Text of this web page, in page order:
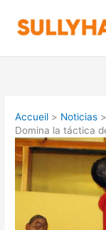
contenu
Accueil
Noticias
Domina la táctica